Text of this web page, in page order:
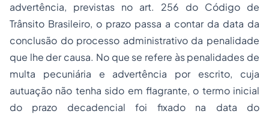
advertência, previstas no art. 256 do Código de
Trânsito Brasileiro, o prazo passa a contar da data da
conclusão do processo administrativo da penalidade
que lhe der causa. No que se refere às penalidades de
multa pecuniária e advertência por escrito, cuja
autuação não tenha sido em flagrante, o termo inicial
do prazo decadencial foi fixado na data do